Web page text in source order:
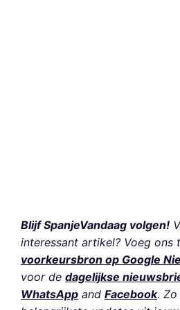
Blijf SpanjeVandaag volgen!
interessant artikel? Voeg ons
voorkeursbron op Google
voor de dagelijkse
WhatsApp and Facebook.